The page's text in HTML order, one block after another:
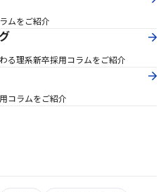
ムをご紹介
る理系新卒採用コラムをご紹介
コラムをご紹介